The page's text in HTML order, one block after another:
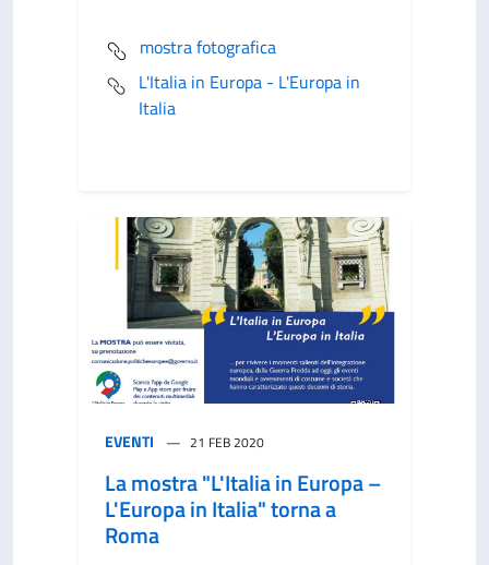
mostra fotografica
L'Italia in Europa - L'Europa in
Italia
EVENTI 21 FEB 2020
La mostra "L'Italia in Europa –
L'Europa in Italia" torna a
Roma